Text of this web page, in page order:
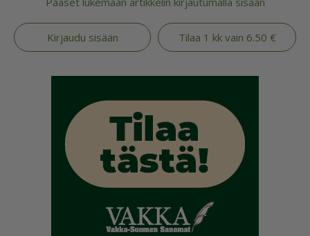
Kirjaudu sisään Tilaa 1 kk vain 6.50 €